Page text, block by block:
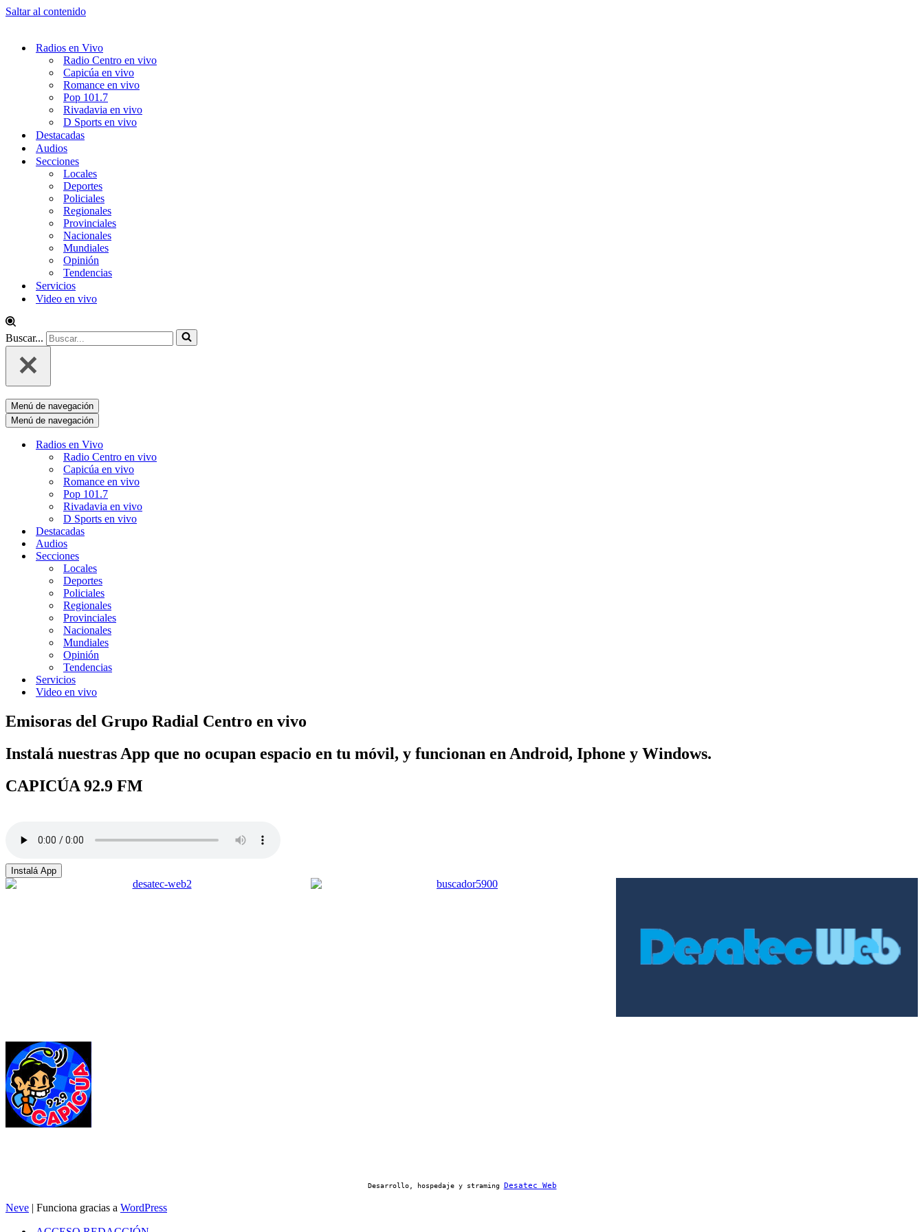
Saltar al contenido
Radios en Vivo
Radio Centro en vivo
Capicúa en vivo
Romance en vivo
Pop 101.7
Rivadavia en vivo
D Sports en vivo
Destacadas
Audios
Secciones
Locales
Deportes
Policiales
Regionales
Provinciales
Nacionales
Mundiales
Opinión
Tendencias
Servicios
Video en vivo
Buscar...
Menú de navegación
Menú de navegación
Radios en Vivo
Radio Centro en vivo
Capicúa en vivo
Romance en vivo
Pop 101.7
Rivadavia en vivo
D Sports en vivo
Destacadas
Audios
Secciones
Locales
Deportes
Policiales
Regionales
Provinciales
Nacionales
Mundiales
Opinión
Tendencias
Servicios
Video en vivo
Emisoras del Grupo Radial Centro en vivo
Instalá nuestras App que no ocupan espacio en tu móvil, y funcionan en Android, Iphone y Windows.
CAPICÚA 92.9 FM
Instalá App
Desarrollo, hospedaje y straming Desatec Web
Neve | Funciona gracias a WordPress